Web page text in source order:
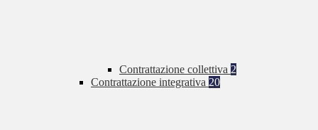
Contrattazione collettiva 2
Contrattazione integrativa 20